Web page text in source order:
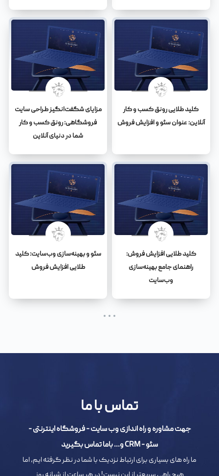
کلید طلایی رونق کسب و کار
آنلاین: عنوان سئو و افزایش فروش
مزایای شگفت‌انگیز طراحی سایت
فروشگاهی: رونق کسب و کار
شما در دنیای آنلاین
کلید طلایی افزایش فروش:
راهنمای جامع بهینه‌سازی
وب‌سایت
سئو و بهینه‌سازی وب‌سایت: کلید
طلایی افزایش فروش
تماس با ما
جهت مشاوره و راه اندازی وب سایت - فروشگاه اینترنتی -
سئو - CRM و... باما تماس بگیرید
ما راه های بسیاری برای ارتباط نزدیک با شما در نظر گرفته ایم، اما